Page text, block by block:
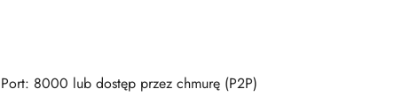
Port: 8000 lub dostęp przez chmurę (P2P)